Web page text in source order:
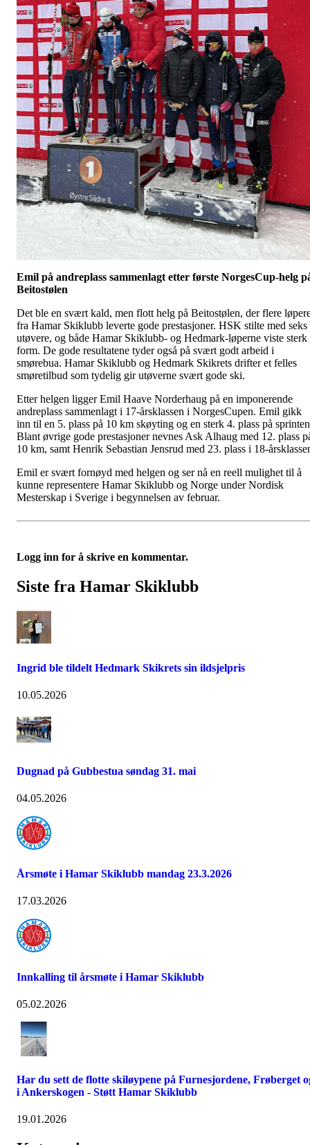
Emil på andreplass sammenlagt etter første NorgesCup-helg
Beitostølen
Det ble en svært kald, men flott helg på Beitostølen, der flere
fra Hamar Skiklubb leverte gode prestasjoner. HSK stilte med seks
utøvere, og både Hamar Skiklubb- og Hedmark-løperne viste sterk
form. De gode resultatene tyder også på svært godt arbeid i
smørebua. Hamar Skiklubb og Hedmark Skikrets drifter et felles
smøretilbud som tydelig gir utøverne svært gode ski.
Etter helgen ligger Emil Haave Norderhaug på en imponerende
andreplass sammenlagt i 17-årsklassen i NorgesCupen. Emil gikk
inn til en 5. plass på 10 km skøyting og en sterk 4. plass på
Blant øvrige gode prestasjoner nevnes Ask Alhaug med 12. plass
10 km, samt Henrik Sebastian Jensrud med 23. plass i 18-
Emil er svært fornøyd med helgen og ser nå en reell mulighet til å
kunne representere Hamar Skiklubb og Norge under Nordisk
Mesterskap i Sverige i begynnelsen av februar.
Logg inn for å skrive en kommentar.
Siste fra Hamar Skiklubb
Ingrid ble tildelt Hedmark Skikrets sin ildsjelpris
10.05.2026
Dugnad på Gubbestua søndag 31. mai
04.05.2026
Årsmøte i Hamar Skiklubb mandag 23.3.2026
17.03.2026
Innkalling til årsmøte i Hamar Skiklubb
05.02.2026
Har du sett de flotte skiløypene på Furnesjordene, Frøberget
i Ankerskogen - Støtt Hamar Skiklubb
19.01.2026